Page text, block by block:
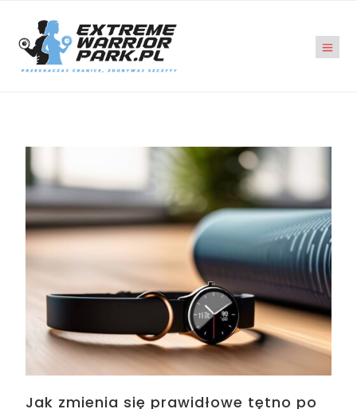
Jak zmienia się prawidłowe tętno po